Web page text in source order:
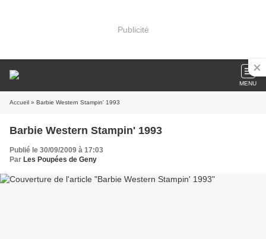
Publicité
MENU
Accueil » Barbie Western Stampin' 1993
Barbie Western Stampin' 1993
Publié le 30/09/2009 à 17:03
Par Les Poupées de Geny